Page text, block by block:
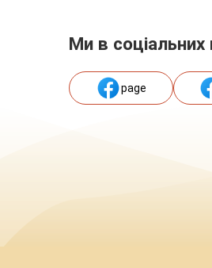
Ми в
page